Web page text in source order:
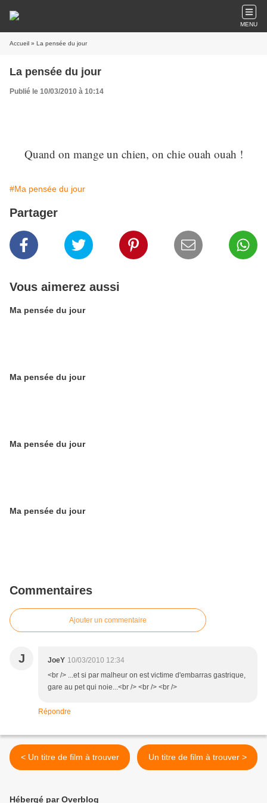
MENU
Accueil » La pensée du jour
La pensée du jour
Publié le 10/03/2010 à 10:14
Quand on mange un chien, on chie ouah ouah !
#Ma pensée du jour
Partager
Vous aimerez aussi
Ma pensée du jour
Ma pensée du jour
Ma pensée du jour
Ma pensée du jour
Commentaires
Ajouter un commentaire
J JoeY 10/03/2010 12:34
<br /> ...et si par malheur on est victime d'embarras gastrique,
gare au pet qui noie...<br /> <br /> <br />
Répondre
< Un titre de film à trouver Un titre de film à trouver >
Hébergé par Overblog